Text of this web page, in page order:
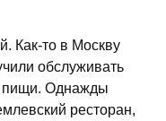
Как-то в Москву
обслуживать
пищи. Однажды
ресторан,